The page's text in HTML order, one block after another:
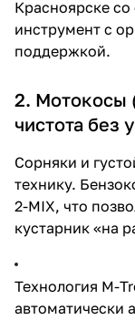
Красноярске со
инструмент с
поддержкой.
2. Мотокосы
чистота без
Сорняки и
технику.
2-MIX, что
кустарник «на
Технология M-
автоматически